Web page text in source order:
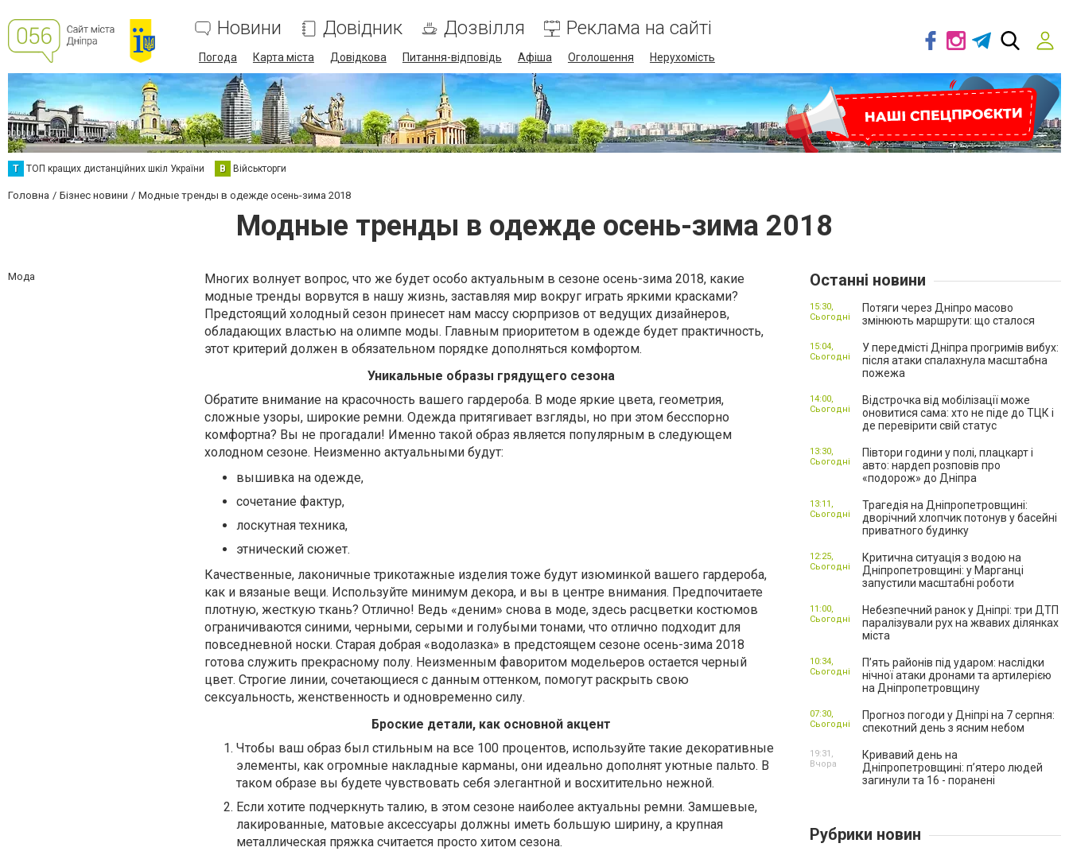
Новини Довідник Дозвілля Реклама на сайті
Погода Карта міста Довідкова Питання-відповідь Афіша Оголошення Нерухомість
Т ТОП кращих дистанційних шкіл України В Військторги
Головна Бізнес новини Модные тренды в одежде осень-зима 2018
Модные тренды в одежде осень-зима 2018
Мода
Многих волнует вопрос, что же будет особо актуальным в сезоне осень-зима 2018, какие
модные тренды ворвутся в нашу жизнь, заставляя мир вокруг играть яркими красками?
Предстоящий холодный сезон принесет нам массу сюрпризов от ведущих дизайнеров,
обладающих властью на олимпе моды. Главным приоритетом в одежде будет практичность,
этот критерий должен в обязательном порядке дополняться комфортом.
Уникальные образы грядущего сезона
Обратите внимание на красочность вашего гардероба. В моде яркие цвета, геометрия,
сложные узоры, широкие ремни. Одежда притягивает взгляды, но при этом бесспорно
комфортна? Вы не прогадали! Именно такой образ является популярным в следующем
холодном сезоне. Неизменно актуальными будут:
вышивка на одежде,
сочетание фактур,
лоскутная техника,
этнический сюжет.
Качественные, лаконичные трикотажные изделия тоже будут изюминкой вашего гардероба,
как и вязаные вещи. Используйте минимум декора, и вы в центре внимания. Предпочитаете
плотную, жесткую ткань? Отлично! Ведь «деним» снова в моде, здесь расцветки костюмов
ограничиваются синими, черными, серыми и голубыми тонами, что отлично подходит для
повседневной носки. Старая добрая «водолазка» в предстоящем сезоне осень-зима 2018
готова служить прекрасному полу. Неизменным фаворитом модельеров остается черный
цвет. Строгие линии, сочетающиеся с данным оттенком, помогут раскрыть свою
сексуальность, женственность и одновременно силу.
Броские детали, как основной акцент
Чтобы ваш образ был стильным на все 100 процентов, используйте такие декоративные
элементы, как огромные накладные карманы, они идеально дополнят уютные пальто. В
таком образе вы будете чувствовать себя элегантной и восхитительно нежной.
Если хотите подчеркнуть талию, в этом сезоне наиболее актуальны ремни. Замшевые,
лакированные, матовые аксессуары должны иметь большую ширину, а крупная
металлическая пряжка считается просто хитом сезона.
Останні новини
Потяги через Дніпро масово
змінюють маршрути: що сталося
15:30,
Сьогодні
У передмісті Дніпра прогримів вибух:
після атаки спалахнула масштабна
пожежа
15:04,
Сьогодні
Відстрочка від мобілізації може
оновитися сама: хто не піде до ТЦК і
де перевірити свій статус
14:00,
Сьогодні
Півтори години у полі, плацкарт і
авто: нардеп розповів про
«подорож» до Дніпра
13:30,
Сьогодні
Трагедія на Дніпропетровщині:
дворічний хлопчик потонув у басейні
приватного будинку
13:11,
Сьогодні
Критична ситуація з водою на
Дніпропетровщині: у Марганці
запустили масштабні роботи
12:25,
Сьогодні
Небезпечний ранок у Дніпрі: три ДТП
паралізували рух на жвавих ділянках
міста
11:00,
Сьогодні
П’ять районів під ударом: наслідки
нічної атаки дронами та артилерією
на Дніпропетровщину
10:34,
Сьогодні
Прогноз погоди у Дніпрі на 7 серпня:
спекотний день з ясним небом
07:30,
Сьогодні
Кривавий день на
Дніпропетровщині: п’ятеро людей
загинули та 16 - поранені
19:31,
Вчора
Рубрики новин